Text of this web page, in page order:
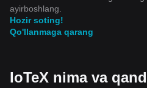
ayirboshlang.
Hozir soting!
Qo'llanmaga qarang
IoTeX nima va